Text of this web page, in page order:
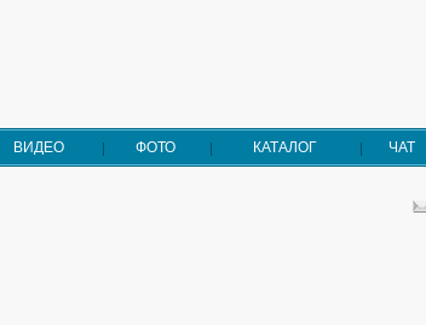
ВИДЕО ФОТО КАТАЛОГ ЧАТ